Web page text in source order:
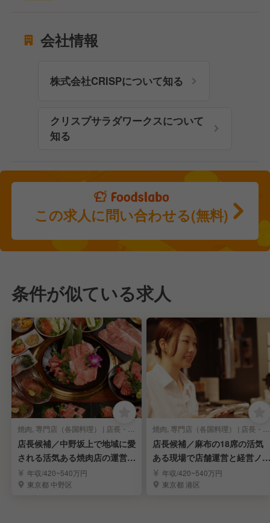
会社情報
株式会社CRISPについて知る
クリスプサラダワークスについて
知る
この求人に問い合わせる(無料)
条件が似ている求人
焼肉, 専門店（各国料理） | 店長・店長候補
店長候補／中野坂上で地域に愛
される活気ある焼肉店の運営と
数値を学び幹部へ
年収/420~540万円
東京都 中野区
焼肉, 専門店（各国料理） | 店長・店長候補
店長候補／麻布の18席の活気
ある現場で店舗運営と経営ノウ
ハウを学び幹部へ
年収/420~540万円
東京都 港区